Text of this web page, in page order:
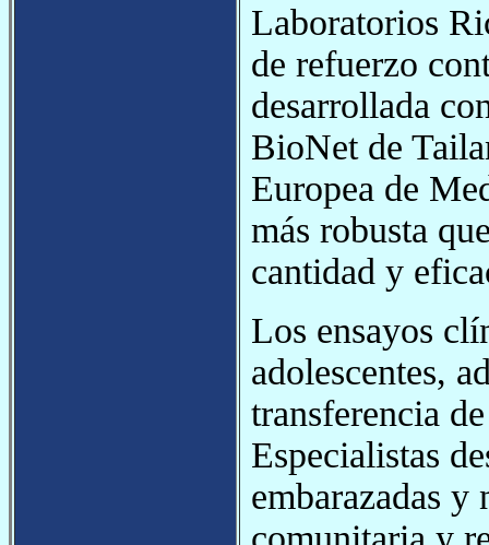
Laboratorios
de refuerzo
desarrollada
BioNet de
Europea de
más robusta
cantidad y
Los ensayos
adolescentes,
transferencia
Especialistas
embarazadas y